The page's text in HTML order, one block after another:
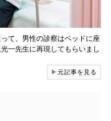
て、男性の診察はベッドに座
一先生に再現してもらいまし
▶元記事を見る